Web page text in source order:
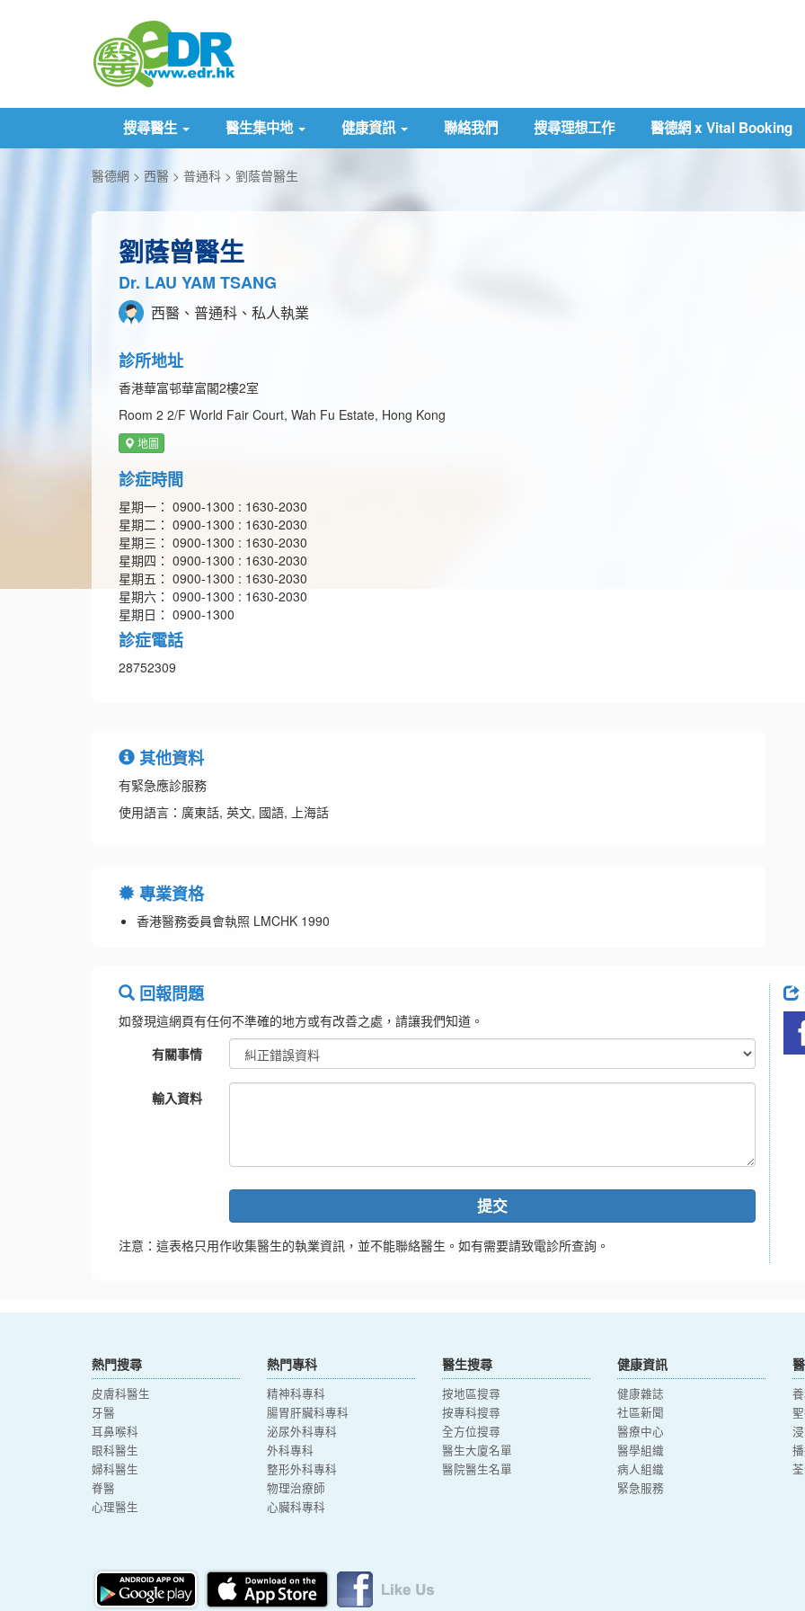
搜尋醫生 醫生集中地 健康資訊 聯絡我們 搜尋理想工作 醫德網 x Vital Booking
醫德網 西醫 普通科 劉蔭曾醫生
劉蔭曾醫生
Dr. LAU YAM TSANG
西醫、普通科、私人執業
診所地址
香港華富邨華富閣2樓2室
Room 2 2/F World Fair Court, Wah Fu Estate, Hong Kong
地圖
診症時間
星期一： 0900-1300 : 1630-2030
星期二： 0900-1300 : 1630-2030
星期三： 0900-1300 : 1630-2030
星期四： 0900-1300 : 1630-2030
星期五： 0900-1300 : 1630-2030
星期六： 0900-1300 : 1630-2030
星期日： 0900-1300
診症電話
28752309
其他資料
有緊急應診服務
使用語言：廣東話, 英文, 國語, 上海話
專業資格
香港醫務委員會執照 LMCHK 1990
回報問題
如發現這網頁有任何不準確的地方或有改善之處，請讓我們知道。
有關事情
輸入資料
提交
注意：這表格只用作收集醫生的執業資訊，並不能聯絡醫生。如有需要請致電診所查詢。
熱門搜尋
皮膚科醫生
牙醫
耳鼻喉科
眼科醫生
婦科醫生
脊醫
心理醫生
熱門專科
精神科專科
腸胃肝臟科專科
泌尿外科專科
外科專科
整形外科專科
物理治療師
心臟科專科
醫生搜尋
按地區搜尋
按專科搜尋
全方位搜尋
醫生大廈名單
醫院醫生名單
健康資訊
健康雜誌
社區新聞
醫療中心
醫學組織
病人組織
緊急服務